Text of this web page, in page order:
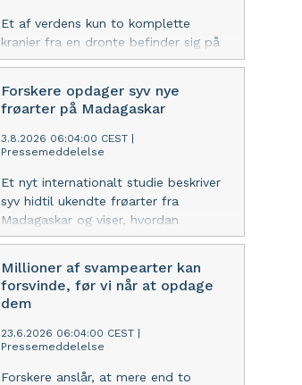
Et af verdens kun to komplette
kranier fra en dronte befinder sig på
Statens Naturhistoriske Museum. Nu
forskere med at få ny viden om,
hvordan den ikoniske, uddøde fugl
sansede og interagerede med sine
omgivelser.
Forskere opdager syv nye
frøarter på Madagaskar
3.8.2026 06:04:00 CEST
Pressemeddelelse
Et nyt internationalt studie beskriver
syv hidtil ukendte frøarter fra
Madagaskar og viser, hvordan
naturhistoriske samlinger spiller en
kortlægge og bevare øens
enestående biodiversitet.
Millioner af svampearter kan
forsvinde, før vi når at opdage
dem
23.6.2026 06:04:00 CEST
Pressemeddelelse
Forskere anslår, at mere end to